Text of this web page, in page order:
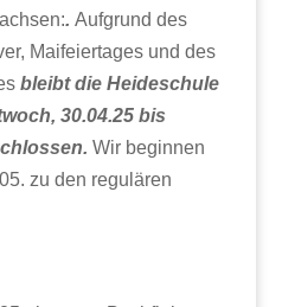
. Aufgrund des
Maifeiertages und des
bleibt die Heideschule
30.04.25 bis
Wir beginnen
zu den regulären